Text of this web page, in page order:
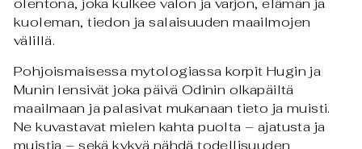
olentona, joka kulkee valon ja varjon, elämän ja
kuoleman, tiedon ja salaisuuden maailmojen
välillä.
Pohjoismaisessa mytologiassa korpit Hugin ja
Munin lensivät joka päivä Odinin olkapäiltä
maailmaan ja palasivat mukanaan tieto ja muisti.
Ne kuvastavat mielen kahta puolta – ajatusta ja
muistia – sekä kykyä nähdä todellisuuden